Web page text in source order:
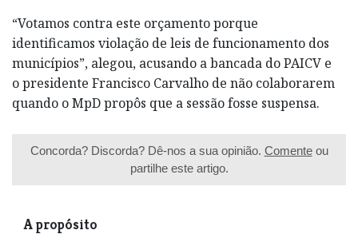
“Votamos contra este orçamento porque
identificamos violação de leis de funcionamento dos
municípios”, alegou, acusando a bancada do PAICV e
o presidente Francisco Carvalho de não colaborarem
quando o MpD propôs que a sessão fosse suspensa.
Concorda? Discorda? Dê-nos a sua opinião. Comenteou
partilhe este artigo.
A propósito